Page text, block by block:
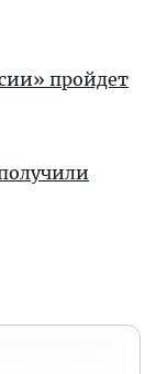
пройдет